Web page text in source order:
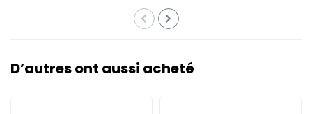
D’autres ont aussi acheté